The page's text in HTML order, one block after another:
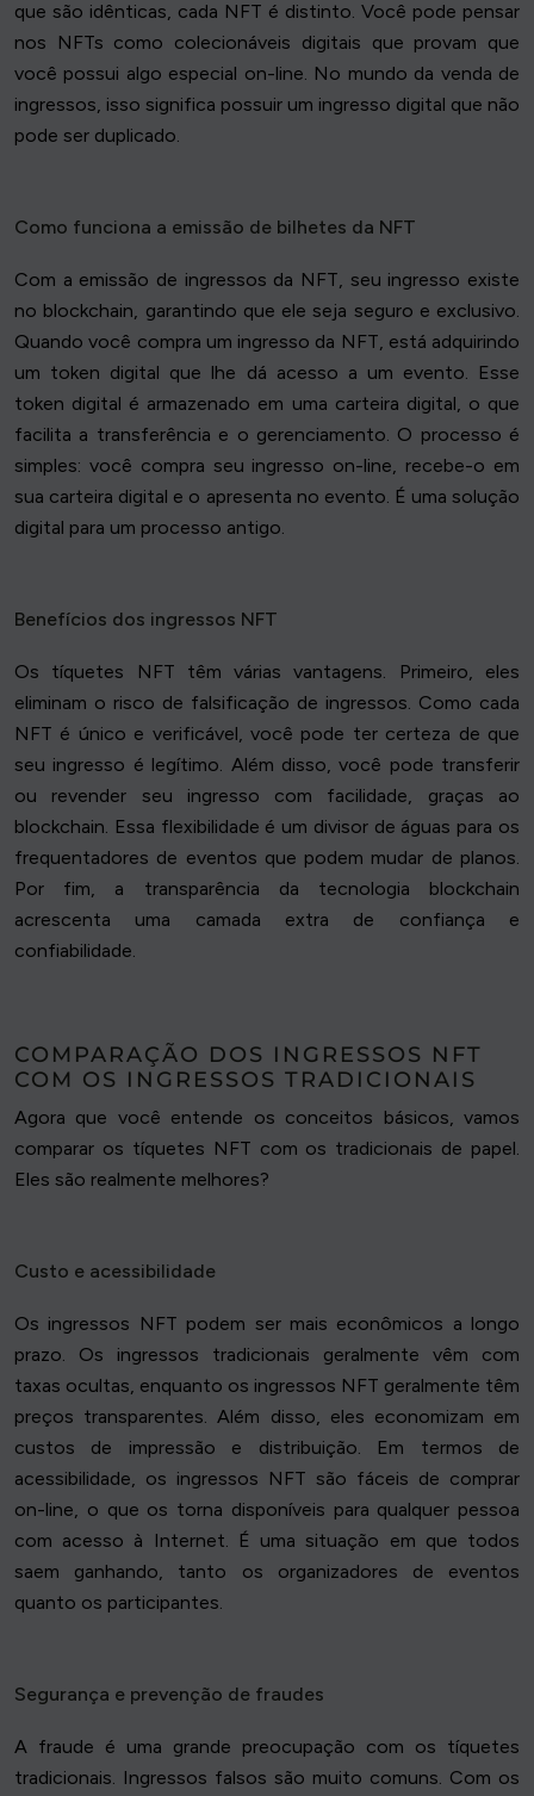
que são idênticas, cada NFT é distinto. Você pode pensar
nos NFTs como colecionáveis digitais que provam que
você possui algo especial on-line. No mundo da venda de
ingressos, isso significa possuir um ingresso digital que não
pode ser duplicado.
Como funciona a emissão de bilhetes da NFT
Com a emissão de ingressos da NFT, seu ingresso existe
no blockchain, garantindo que ele seja seguro e exclusivo.
Quando você compra um ingresso da NFT, está adquirindo
um token digital que lhe dá acesso a um evento. Esse
token digital é armazenado em uma carteira digital, o que
facilita a transferência e o gerenciamento. O processo é
simples: você compra seu ingresso on-line, recebe-o em
sua carteira digital e o apresenta no evento. É uma solução
digital para um processo antigo.
Benefícios dos ingressos NFT
Os tíquetes NFT têm várias vantagens. Primeiro, eles
eliminam o risco de falsificação de ingressos. Como cada
NFT é único e verificável, você pode ter certeza de que
seu ingresso é legítimo. Além disso, você pode transferir
ou revender seu ingresso com facilidade, graças ao
blockchain. Essa flexibilidade é um divisor de águas para os
frequentadores de eventos que podem mudar de planos.
Por fim, a transparência da tecnologia blockchain
acrescenta uma camada extra de confiança e
confiabilidade.
COMPARAÇÃO DOS INGRESSOS NFT
COM OS INGRESSOS TRADICIONAIS
Agora que você entende os conceitos básicos, vamos
comparar os tíquetes NFT com os tradicionais de papel.
Eles são realmente melhores?
Custo e acessibilidade
Os ingressos NFT podem ser mais econômicos a longo
prazo. Os ingressos tradicionais geralmente vêm com
taxas ocultas, enquanto os ingressos NFT geralmente têm
preços transparentes. Além disso, eles economizam em
custos de impressão e distribuição. Em termos de
acessibilidade, os ingressos NFT são fáceis de comprar
on-line, o que os torna disponíveis para qualquer pessoa
com acesso à Internet. É uma situação em que todos
saem ganhando, tanto os organizadores de eventos
quanto os participantes.
Segurança e prevenção de fraudes
A fraude é uma grande preocupação com os tíquetes
tradicionais. Ingressos falsos são muito comuns. Com os